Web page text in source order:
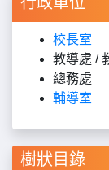
校長室
教導處 /
總務處
輔導室
樹狀目錄